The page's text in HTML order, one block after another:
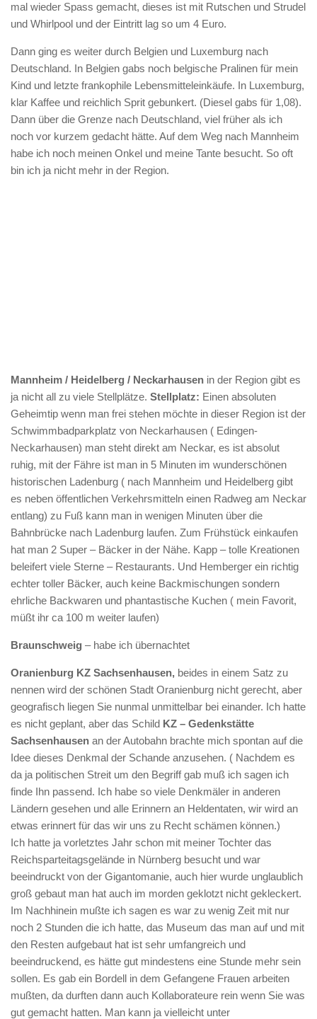
mal wieder Spass gemacht, dieses ist mit Rutschen und Strudel
und Whirlpool und der Eintritt lag so um 4 Euro.
Dann ging es weiter durch Belgien und Luxemburg nach
Deutschland. In Belgien gabs noch belgische Pralinen für mein
Kind und letzte frankophile Lebensmitteleinkäufe. In Luxemburg,
klar Kaffee und reichlich Sprit gebunkert. (Diesel gabs für 1,08).
Dann über die Grenze nach Deutschland, viel früher als ich
noch vor kurzem gedacht hätte. Auf dem Weg nach Mannheim
habe ich noch meinen Onkel und meine Tante besucht. So oft
bin ich ja nicht mehr in der Region.
Mannheim / Heidelberg / Neckarhausen in der Region gibt es
ja nicht all zu viele Stellplätze. Stellplatz: Einen absoluten
Geheimtip wenn man frei stehen möchte in dieser Region ist der
Schwimmbadparkplatz von Neckarhausen ( Edingen-
Neckarhausen) man steht direkt am Neckar, es ist absolut
ruhig, mit der Fähre ist man in 5 Minuten im wunderschönen
historischen Ladenburg ( nach Mannheim und Heidelberg gibt
es neben öffentlichen Verkehrsmitteln einen Radweg am Neckar
entlang) zu Fuß kann man in wenigen Minuten über die
Bahnbrücke nach Ladenburg laufen. Zum Frühstück einkaufen
hat man 2 Super – Bäcker in der Nähe. Kapp – tolle Kreationen
beleifert viele Sterne – Restaurants. Und Hemberger ein richtig
echter toller Bäcker, auch keine Backmischungen sondern
ehrliche Backwaren und phantastische Kuchen ( mein Favorit,
müßt ihr ca 100 m weiter laufen)
Braunschweig – habe ich übernachtet
Oranienburg KZ Sachsenhausen, beides in einem Satz zu
nennen wird der schönen Stadt Oranienburg nicht gerecht, aber
geografisch liegen Sie nunmal unmittelbar bei einander. Ich hatte
es nicht geplant, aber das Schild KZ – Gedenkstätte
Sachsenhausen an der Autobahn brachte mich spontan auf die
Idee dieses Denkmal der Schande anzusehen. ( Nachdem es
da ja politischen Streit um den Begriff gab muß ich sagen ich
finde Ihn passend. Ich habe so viele Denkmäler in anderen
Ländern gesehen und alle Erinnern an Heldentaten, wir wird an
etwas erinnert für das wir uns zu Recht schämen können.)
Ich hatte ja vorletztes Jahr schon mit meiner Tochter das
Reichsparteitagsgelände in Nürnberg besucht und war
beeindruckt von der Gigantomanie, auch hier wurde unglaublich
groß gebaut man hat auch im morden geklotzt nicht gekleckert.
Im Nachhinein mußte ich sagen es war zu wenig Zeit mit nur
noch 2 Stunden die ich hatte, das Museum das man auf und mit
den Resten aufgebaut hat ist sehr umfangreich und
beeindruckend, es hätte gut mindestens eine Stunde mehr sein
sollen. Es gab ein Bordell in dem Gefangene Frauen arbeiten
mußten, da durften dann auch Kollaborateure rein wenn Sie was
gut gemacht hatten. Man kann ja vielleicht unter